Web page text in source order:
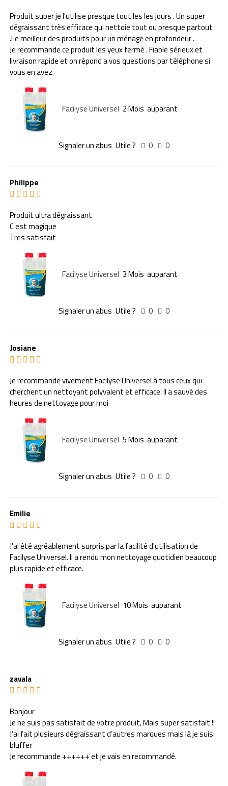
Produit super je l'utilise presque tout les les jours . Un super
dégraissant très efficace qui nettoie tout ou presque partout
.Le meilleur des produits pour un ménage en profondeur .
Je recommande ce produit les yeux fermé . Fiable sérieux et
livraison rapide et on répond a vos questions par téléphone si
vous en avez.
Facilyse Universel 2 Mois auparant
Signaler un abus Utile ? 0 0
Philippe
Produit ultra dégraissant
C est magique
Tres satisfait
Facilyse Universel 3 Mois auparant
Signaler un abus Utile ? 0 0
Josiane
Je recommande vivement Facilyse Universel à tous ceux qui
cherchent un nettoyant polyvalent et efficace. Il a sauvé des
heures de nettoyage pour moi
Facilyse Universel 5 Mois auparant
Signaler un abus Utile ? 0 0
Emilie
J'ai été agréablement surpris par la facilité d'utilisation de
Facilyse Universel. Il a rendu mon nettoyage quotidien beaucoup
plus rapide et efficace.
Facilyse Universel 10 Mois auparant
Signaler un abus Utile ? 0 0
zavala
Bonjour
Je ne suis pas satisfait de votre produit, Mais super satisfait !!
J’ai fait plusieurs dégraissant d’autres marques mais là je suis
bluffer
Je recommande ++++++ et je vais en recommandé.